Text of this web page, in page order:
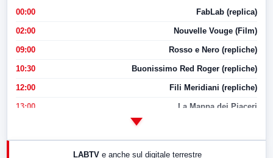
00:00 FabLab (replica)
02:00 Nouvelle Vouge (Film)
09:00 Rosso e Nero (repliche)
10:30 Buonissimo Red Roger (repliche)
12:00 Fili Meridiani (repliche)
13:00 La Mappa dei Piaceri
LABTV e anche sul digitale terrestre